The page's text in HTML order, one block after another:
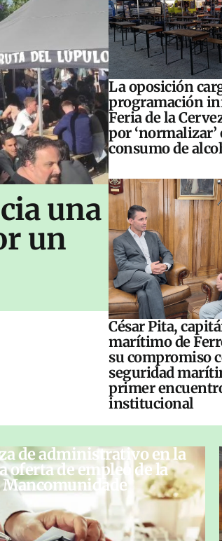
una
un
La oposición
programación
Feria de la
por ‘normalizar’
consumo de
César Pita,
marítimo de
su compromiso
seguridad
primer
institucional
de administrativo en la
oferta de empleo de la
Mancomunidade